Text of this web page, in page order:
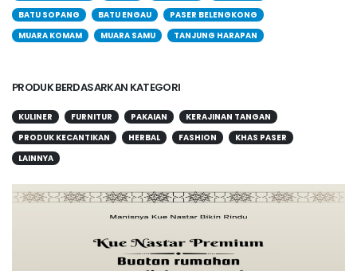
BATU SOPANG
BATU ENGAU
PASER BELENGKONG
MUARA KOMAM
MUARA SAMU TANJUNG HARAPAN
PRODUK BERDASARKAN KATEGORI
KULINER FURNITUR PAKAIAN
KERAJINAN TANGAN
PRODUK KECANTIKAN
HERBAL FASHION
KHAS PASER
LAINNYA